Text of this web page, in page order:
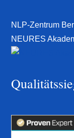
NLP-Zentrum
NEURES